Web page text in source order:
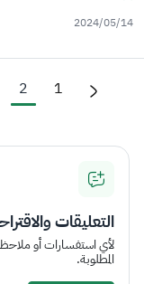
2024/05/14
1
2
التعليقات
لأي استفسارات أو
المطلوبة.